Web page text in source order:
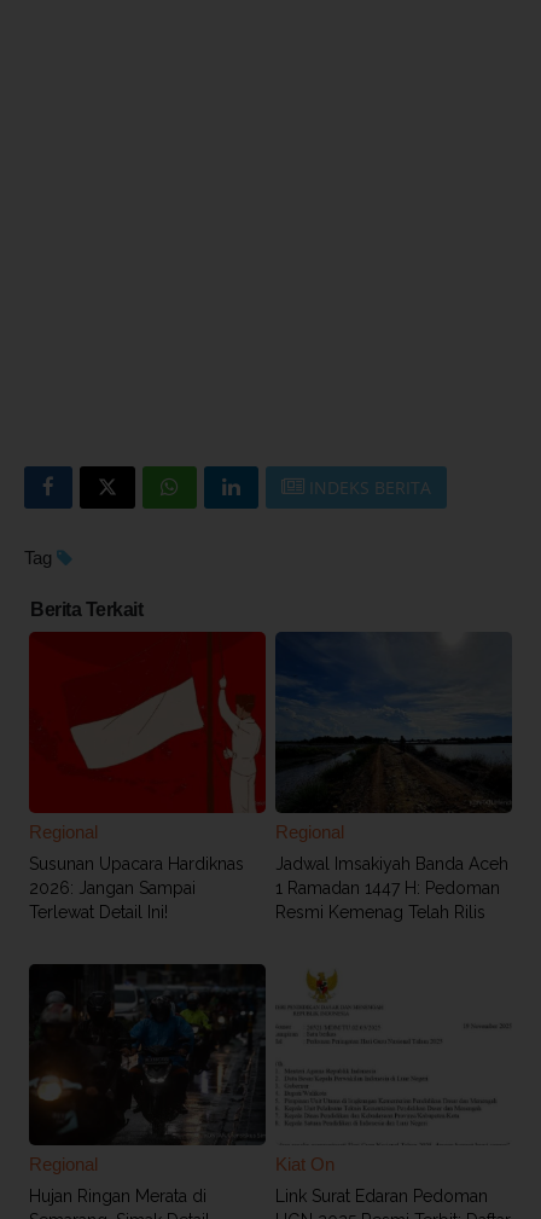
INDEKS BERITA
Tag
Berita Terkait
Regional
Susunan Upacara Hardiknas
2026: Jangan Sampai
Terlewat Detail Ini!
Regional
Jadwal Imsakiyah Banda Aceh
1 Ramadan 1447 H: Pedoman
Resmi Kemenag Telah Rilis
Regional
Hujan Ringan Merata di
Kiat On
Link Surat Edaran Pedoman